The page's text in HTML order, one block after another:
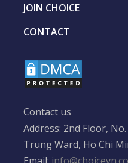
JOIN CHOICE
CONTACT
Contact us
Address: 2nd Floor,
Trung Ward, Ho Chi